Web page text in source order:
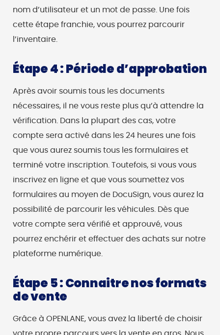
nom d’utilisateur et un mot de passe. Une fois
cette étape franchie, vous pourrez parcourir
l’inventaire.
Étape 4 : Période d’approbation
Après avoir soumis tous les documents
nécessaires, il ne vous reste plus qu’à attendre la
vérification. Dans la plupart des cas, votre
compte sera activé dans les 24 heures une fois
que vous aurez soumis tous les formulaires et
terminé votre inscription. Toutefois, si vous vous
inscrivez en ligne et que vous soumettez vos
formulaires au moyen de DocuSign, vous aurez la
possibilité de parcourir les véhicules. Dès que
votre compte sera vérifié et approuvé, vous
pourrez enchérir et effectuer des achats sur notre
plateforme numérique.
Étape 5 : Connaitre nos formats
de vente
Grâce à OPENLANE, vous avez la liberté de choisir